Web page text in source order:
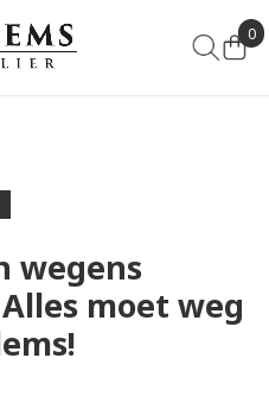
0
wegens
moet weg